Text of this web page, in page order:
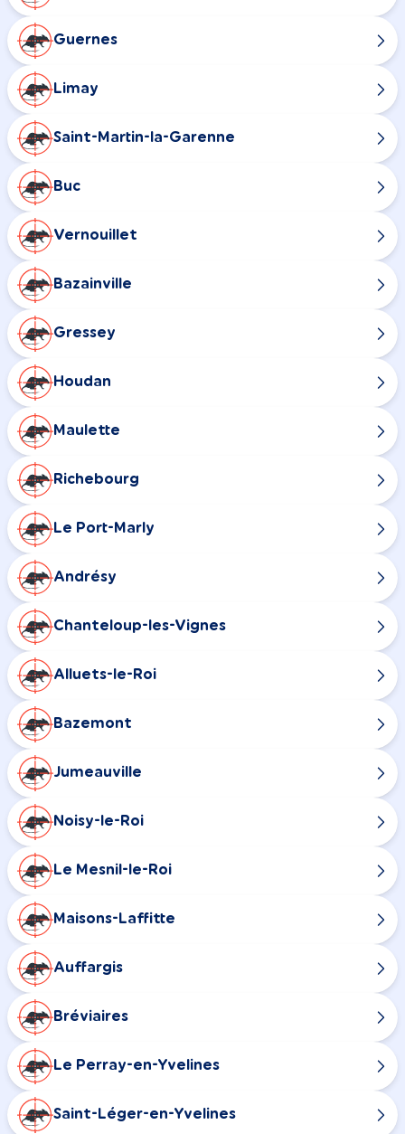
Guernes
Limay
Saint-Martin-la-Garenne
Buc
Vernouillet
Bazainville
Gressey
Houdan
Maulette
Richebourg
Le Port-Marly
Andrésy
Chanteloup-les-Vignes
Alluets-le-Roi
Bazemont
Jumeauville
Noisy-le-Roi
Le Mesnil-le-Roi
Maisons-Laffitte
Auffargis
Bréviaires
Le Perray-en-Yvelines
Saint-Léger-en-Yvelines